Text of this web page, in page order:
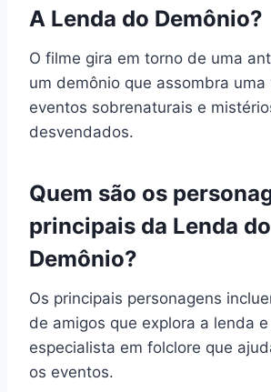
A Lenda do Demônio?
O filme gira em torno de uma
um demônio que assombra uma
eventos sobrenaturais e
desvendados.
Quem são os
principais da Lenda do
Demônio?
Os principais personagens
de amigos que explora a lenda e
especialista em folclore que
os eventos.